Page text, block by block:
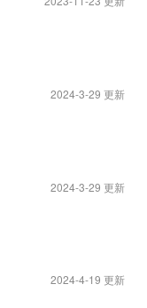
2024-3-29 更新
2024-3-29 更新
2024-4-19 更新